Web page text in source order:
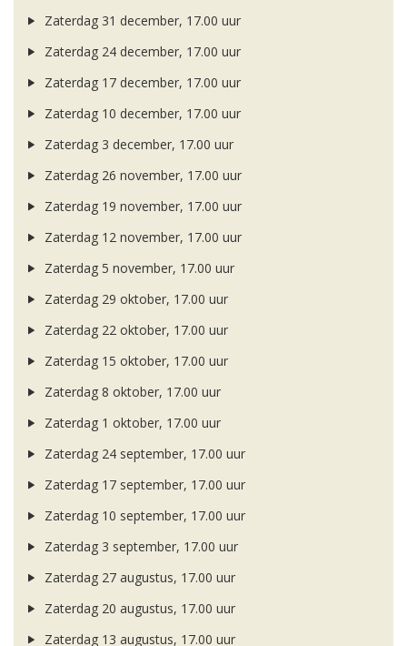
Zaterdag 31 december, 17.00 uur
Zaterdag 24 december, 17.00 uur
Zaterdag 17 december, 17.00 uur
Zaterdag 10 december, 17.00 uur
Zaterdag 3 december, 17.00 uur
Zaterdag 26 november, 17.00 uur
Zaterdag 19 november, 17.00 uur
Zaterdag 12 november, 17.00 uur
Zaterdag 5 november, 17.00 uur
Zaterdag 29 oktober, 17.00 uur
Zaterdag 22 oktober, 17.00 uur
Zaterdag 15 oktober, 17.00 uur
Zaterdag 8 oktober, 17.00 uur
Zaterdag 1 oktober, 17.00 uur
Zaterdag 24 september, 17.00 uur
Zaterdag 17 september, 17.00 uur
Zaterdag 10 september, 17.00 uur
Zaterdag 3 september, 17.00 uur
Zaterdag 27 augustus, 17.00 uur
Zaterdag 20 augustus, 17.00 uur
Zaterdag 13 augustus, 17.00 uur